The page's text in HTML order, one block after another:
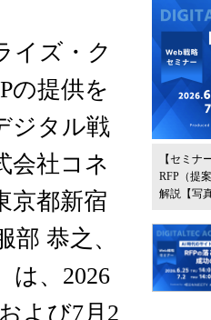
【セミナ
RFP（提
解説 【写
イズ・ク
の提供を
ジタル戦
会社コネ
京都新宿
部 恭之、
は、2026
よび7月2